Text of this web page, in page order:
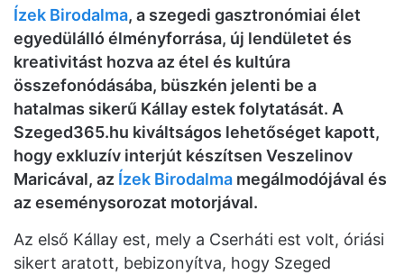
Ízek Birodalma, a szegedi gasztronómiai élet
egyedülálló élményforrása, új lendületet és
kreativitást hozva az étel és kultúra
összefonódásába, büszkén jelenti be a
hatalmas sikerű Kállay estek folytatását. A
Szeged365.hu kiváltságos lehetőséget kapott,
hogy exkluzív interjút készítsen Veszelinov
Maricával, az Ízek Birodalma megálmodójával és
az eseménysorozat motorjával.
Az első Kállay est, mely a Cserháti est volt, óriási
sikert aratott, bebizonyítva, hogy Szeged